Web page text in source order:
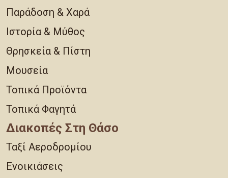
Παράδοση & Χαρά
Ιστορία & Μύθος
Θρησκεία & Πίστη
Μουσεία
Τοπικά Προϊόντα
Τοπικά Φαγητά
Διακοπές Στη Θάσο
Ταξί Αεροδρομίου
Ενοικιάσεις